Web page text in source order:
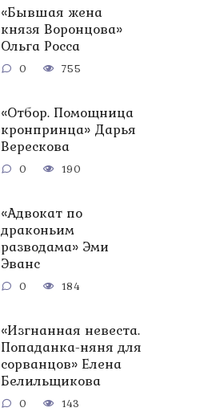
«Бывшая жена
князя Воронцова»
Ольга Росса
0 755
«Отбор. Помощница
кронпринца» Дарья
Верескова
0 190
«Адвокат по
драконьим
разводама» Эми
Эванс
0 184
«Изгнанная невеста.
Попаданка-няня для
сорванцов» Елена
Белильщикова
0 143